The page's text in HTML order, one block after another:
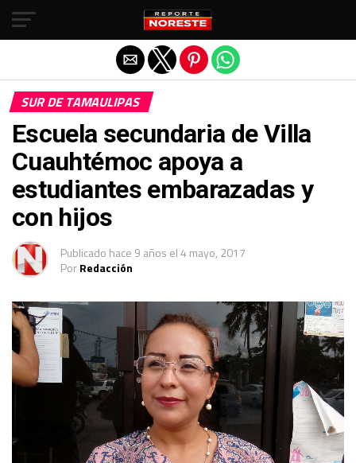
SUR DE TAMAULIPAS
Escuela secundaria de Villa
Cuauhtémoc apoya a
estudiantes embarazadas y
con hijos
Publicado hace 9 años el4 mayo, 2017
PorRedacción
Salir de la versión móvil